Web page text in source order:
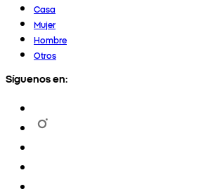
Casa
Mujer
Hombre
Otros
Síguenos en: